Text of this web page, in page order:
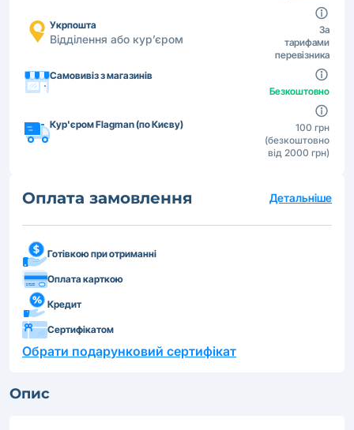
Укрпошта
Відділення або кур’єром
За
тарифами
перевізника
Самовивіз з магазинів
Безкоштовно
Кур'єром Flagman (по Києву)
100 грн
(безкоштовно
від 2000 грн)
Оплата замовлення Детальніше
Готівкою при отриманні
Оплата карткою
Кредит
Сертифікатом
Обрати подарунковий сертифікат
Опис